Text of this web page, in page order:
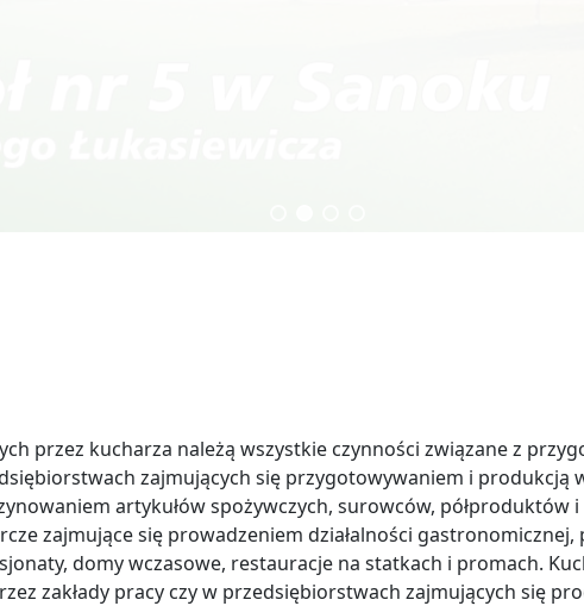
przez kucharza należą wszystkie czynności związane z
zajmujących się przygotowywaniem i
artykułów spożywczych, surowców,
zajmujące się prowadzeniem działalności
domy wczasowe, restauracje na statkach i promach.
zakłady pracy czy w przedsiębiorstwach zajmujących się